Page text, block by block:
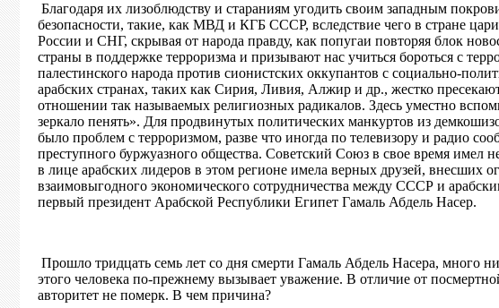
Благодаря их лизоблюдству и стараниям угодить своим западным
безопасности, такие, как МВД и КГБ СССР, вследствие чего в стране
России и СНГ, скрывая от народа правду, как попугаи повторяя блок
страны в поддержке терроризма и призывают нас учиться бороться с
палестинского народа против сионистских оккупантов с социально-
арабских странах, таких как Сирия, Ливия, Алжир и др., жестко
отношении так называемых религиозных радикалов. Здесь уместно
зеркало пенять». Для продвинутых политических манкуртов из
было проблем с терроризмом, разве что иногда по телевизору и радио
преступного буржуазного общества. Советский Союз в свое время
в лице арабских лидеров в этом регионе имела верных друзей, внесших
взаимовыгодного экономического сотрудничества между СССР и
первый президент Арабской Республики Египет Гамаль Абдель Насер.
Прошло тридцать семь лет со дня смерти Гамаль Абдель Насера, много
этого человека по-прежнему вызывает уважение. В отличие от
авторитет не померк. В чем причина?